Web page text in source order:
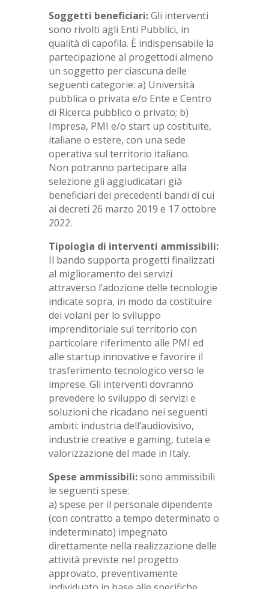
Soggetti beneficiari:Gli interventi
sono rivolti agli Enti Pubblici, in
qualità di capofila. È indispensabile la
partecipazione al progettodi almeno
un soggetto per ciascuna delle
seguenti categorie: a) Università
pubblica o privata e/o Ente e Centro
di Ricerca pubblico o privato; b)
Impresa, PMI e/o start up costituite,
italiane o estere, con una sede
operativa sul territorio italiano.
Non potranno partecipare alla
selezione gli aggiudicatari già
beneficiari dei precedenti bandi di cui
ai decreti 26 marzo 2019 e 17 ottobre
2022.
Tipologia di interventi ammissibili:
Il bando supporta progetti finalizzati
al miglioramento dei servizi
attraverso l’adozione delle tecnologie
indicate sopra, in modo da costituire
dei volani per lo sviluppo
imprenditoriale sul territorio con
particolare riferimento alle PMI ed
alle startup innovative e favorire il
trasferimento tecnologico verso le
imprese. Gli interventi dovranno
prevedere lo sviluppo di servizi e
soluzioni che ricadano nei seguenti
ambiti: industria dell’audiovisivo,
industrie creative e gaming, tutela e
valorizzazione del made in Italy.
Spese ammissibili:sono ammissibili
le seguenti spese:
a) spese per il personale dipendente
(con contratto a tempo determinato o
indeterminato) impegnato
direttamente nella realizzazione delle
attività previste nel progetto
approvato, preventivamente